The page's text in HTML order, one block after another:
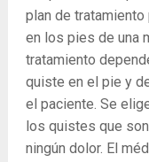
plan de
en los pies de una
tratamiento
quiste en el pie y
el paciente. Se
los quistes que
ningún dolor. El